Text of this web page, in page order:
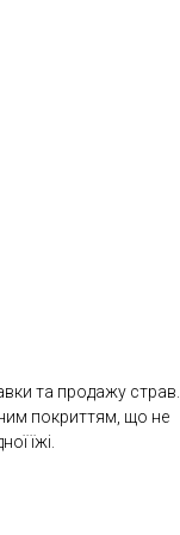
та продажу страв.
покриттям, що не
їжі.